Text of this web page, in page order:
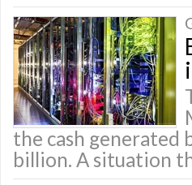
the cash generated
billion. A situation